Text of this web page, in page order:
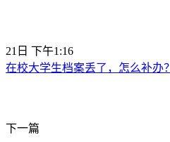
21日 下午1:16
在校大学生档案丢了，怎么补办？
下一篇